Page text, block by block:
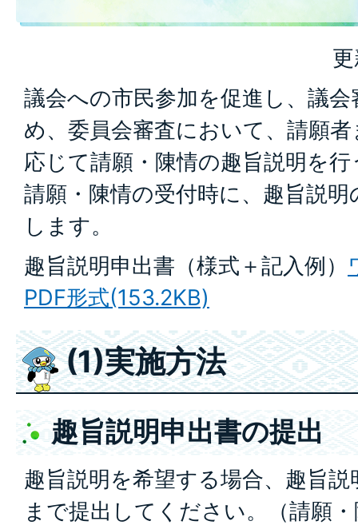
議会への市民参加を促進し、議
め、委員会審査において、請願
応じて請願・陳情の趣旨説明を
請願・陳情の受付時に、趣旨説
します。
趣旨説明申出書（様式＋記入例）
PDF形式(153.2KB)
(1)実施方法
趣旨説明申出書の提出
趣旨説明を希望する場合、趣旨
まで提出してください。（請願